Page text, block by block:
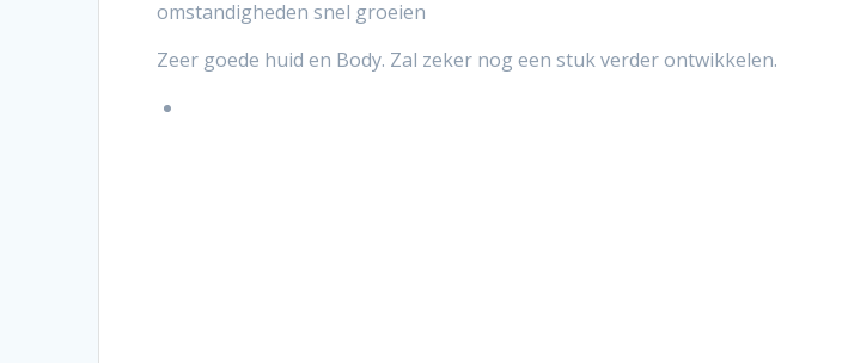
omstandigheden snel groeien
Zeer goede huid en Body. Zal zeker nog een stuk verder ontwikkelen.